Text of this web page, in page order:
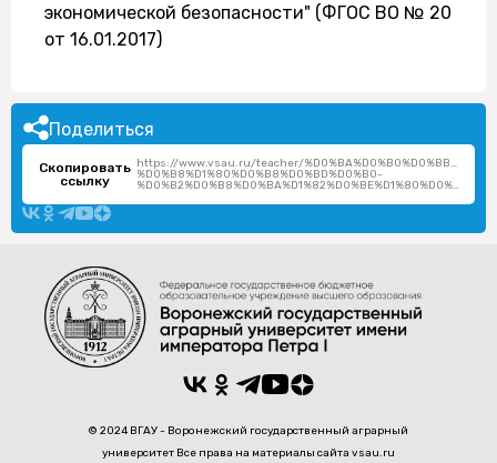
экономической безопасности" (ФГОС ВО № 20
от 16.01.2017)
Поделиться
Скопировать
ссылку
https://www.vsau.ru/teacher/
%D0%B8%D1%80%D0%B8%D0%BD%D0%B0-
%D0%B2%D0%B8%D0%BA%D1%82%D0%BE%D1%80%D0%BE%D0%B2%D0%BD%D0%B0/
© 2024 ВГАУ - Воронежский государственный аграрный
университет Все права на материалы сайта vsau.ru